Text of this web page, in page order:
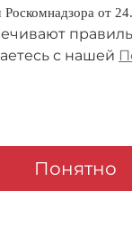
и возврата
Роскомнадзора от
с нашей
Понятно